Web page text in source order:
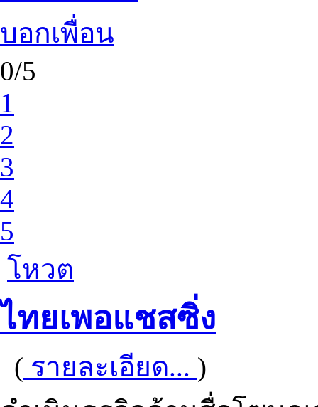
บอกเพื่อน
0/5
1
2
3
4
5
โหวต
ไทยเพอแชสซิ่ง
( รายละเอียด... )